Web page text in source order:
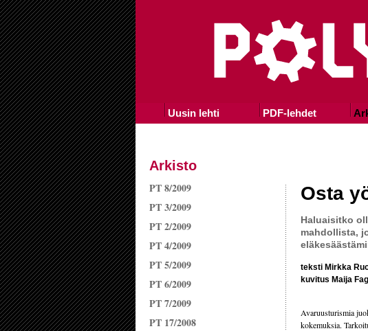
Uusin lehti PDF-lehdet
Arkisto
PT 8/2009
PT 3/2009
PT 2/2009
PT 4/2009
PT 5/2009
PT 6/2009
PT 7/2009
PT 17/2008
Osta
Haluaisitko
mahdollista,
teksti Mirkka
kuvitus Maija
Avaruusturismia
kokemuksia.